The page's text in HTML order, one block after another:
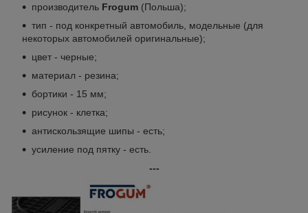
производитель Frogum (Польша);
тип - под конкретный автомобиль, модельные (для
некоторых автомобилей оригинальные);
цвет - черные;
материал - резина;
бортики - 15 мм;
рисунок - клетка;
антискользящие шипы - есть;
усиление под пятку - есть.
---